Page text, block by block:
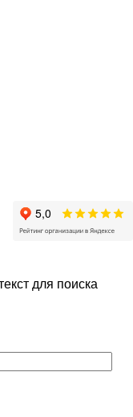
для поиска